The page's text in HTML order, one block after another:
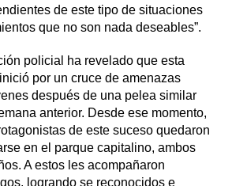
de este tipo de situaciones
que no son nada deseables”.
policial ha revelado que esta
por un cruce de amenazas
después de una pelea similar
anterior. Desde ese momento,
de este suceso quedaron
en el parque capitalino, ambos
A estos les acompañaron
logrando se reconocidos e